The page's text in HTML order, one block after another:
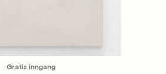
Gratis inngang